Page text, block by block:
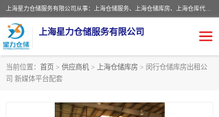
上海星力仓储服务有限公司从事：上海仓储服务、上海仓储库房、上海仓库代运营、上海仓库对外出租、上海仓库外包、上海三方仓储、上海电商仓储代发、上海电商代发货仓库、上海托管仓库、上海仓储配送。上海星力仓储服务有限公司现在拥有100个分仓、10万余平方的标准库房，精炼员工几百名，与几千家客户合作，公司已跻身上海仓储行业前列。欢迎来电咨询！
上海星力仓储服务有限公司
当前位置： 首页 > 供应商机 > 上海仓储库房 > 闵行仓储库房出租公
司 新媒体平台配套
上海仓库对外出租
上海仓储配送 上海仓库外包